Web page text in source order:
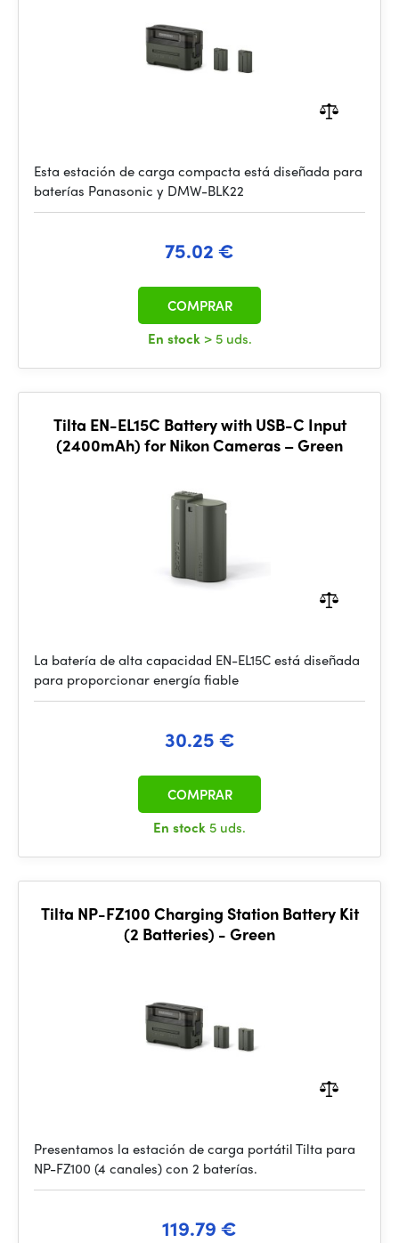
Esta estación de carga compacta está diseñada para
baterías Panasonic y DMW-BLK22
75.02 €
En stock > 5 uds.
COMPRAR
Tilta EN-EL15C Battery with USB-C Input
(2400mAh) for Nikon Cameras – Green
La batería de alta capacidad EN-EL15C está diseñada
para proporcionar energía fiable
30.25 €
En stock 5 uds.
COMPRAR
Tilta NP-FZ100 Charging Station Battery Kit
(2 Batteries) - Green
Presentamos la estación de carga portátil Tilta para
NP-FZ100 (4 canales) con 2 baterías.
119.79 €